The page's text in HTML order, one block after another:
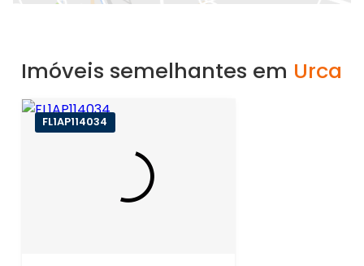
Imóveis semelhantes em Urca
FL1AP114034